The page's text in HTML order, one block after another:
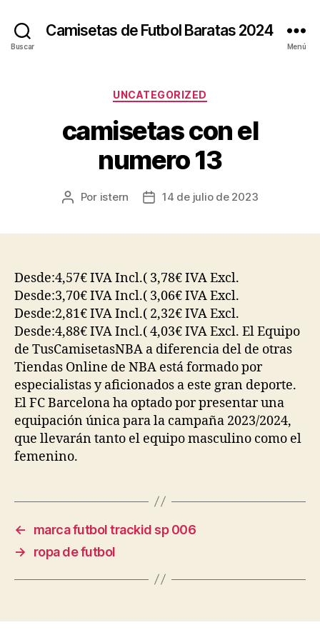
Buscar
Camisetas de Futbol Baratas 2024
Menú
Categorías
UNCATEGORIZED
camisetas con el
numero 13
Autor
Por istern
Fecha14 de julio de 2023
Desde:4,57€ IVA Incl.( 3,78€ IVA Excl.
Desde:3,70€ IVA Incl.( 3,06€ IVA Excl.
Desde:2,81€ IVA Incl.( 2,32€ IVA Excl.
Desde:4,88€ IVA Incl.( 4,03€ IVA Excl. El Equipo
de TusCamisetasNBA a diferencia del de otras
Tiendas Online de NBA está formado por
especialistas y aficionados a este gran deporte.
El FC Barcelona ha optado por presentar una
equipación única para la campaña 2023/2024,
que llevarán tanto el equipo masculino como el
femenino.
←
marca futbol trackid sp 006
→
ropa de futbol